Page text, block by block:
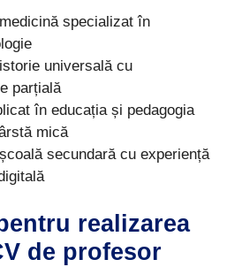
specializat în
universală cu
parțială
în educația și pedagogia
mică
secundară cu experiență
realizarea
de profesor